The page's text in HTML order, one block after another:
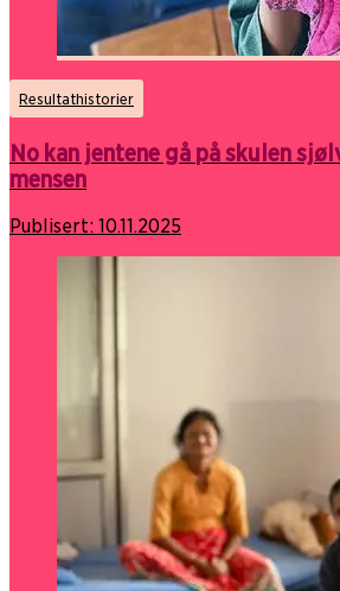
Resultathistorier
No kan jentene gå på skulen
mensen
Publisert: 10.11.2025